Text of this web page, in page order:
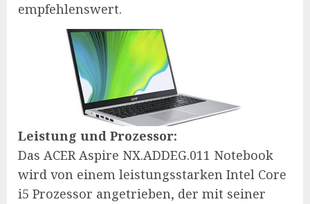
empfehlenswert.
Leistung und Prozessor:
Das ACER Aspire NX.ADDEG.011 Notebook
wird von einem leistungsstarken Intel Core
i5 Prozessor angetrieben, der mit seiner